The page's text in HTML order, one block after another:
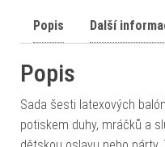
Popis Další
Popis
Sada šesti latexových
potiskem duhy, mráčků a